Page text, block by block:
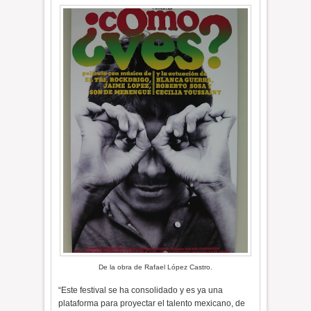
De la obra de Rafael López Castro.
“Este festival se ha consolidado y es ya una
plataforma para proyectar el talento mexicano, de